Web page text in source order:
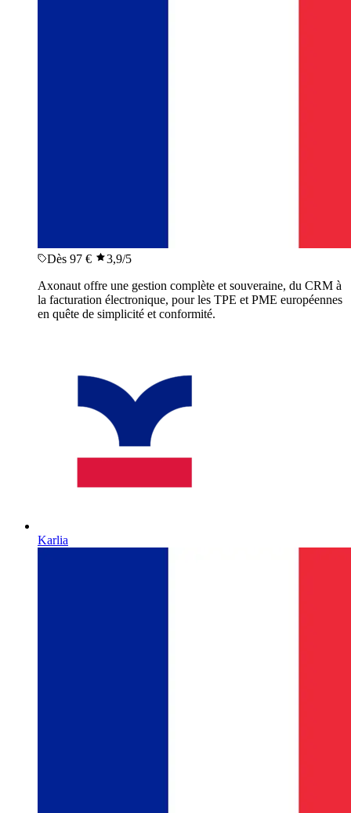
Dès 97 € 3,9/5
Axonaut offre une gestion complète et souveraine, du CRM à
la facturation électronique, pour les TPE et PME européennes
en quête de simplicité et conformité.
Karlia